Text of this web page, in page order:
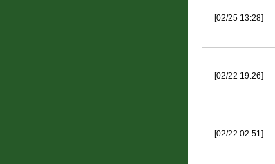
[02/25 13:28]
[02/22 19:26]
[02/22 02:51]